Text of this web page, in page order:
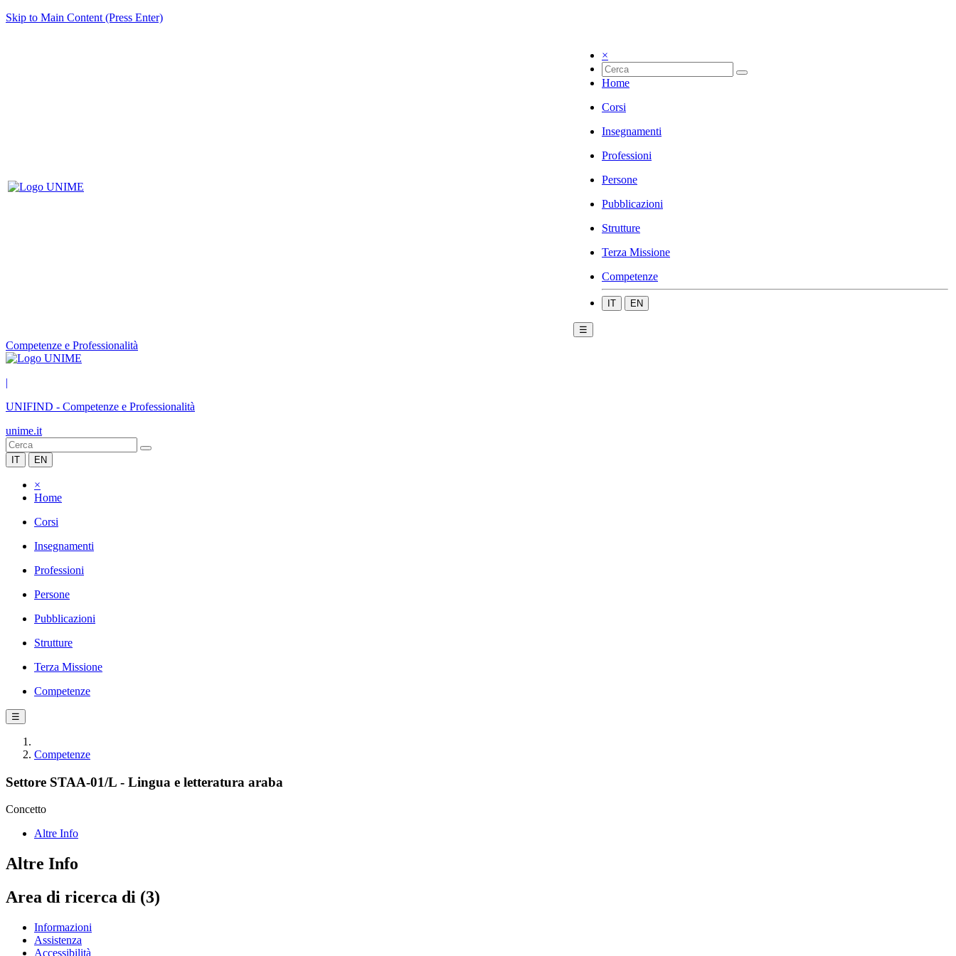
Skip to Main Content (Press Enter)
×
Home
Corsi
Insegnamenti
Professioni
Persone
Pubblicazioni
Strutture
Terza Missione
Competenze
IT EN
☰
Competenze e Professionalità
|
UNIFIND - Competenze e Professionalità
unime.it
IT EN
×
Home
Corsi
Insegnamenti
Professioni
Persone
Pubblicazioni
Strutture
Terza Missione
Competenze
☰
Competenze
Settore STAA-01/L - Lingua e letteratura araba
Concetto
Altre Info
Altre Info
Area di ricerca di (3)
Informazioni
Assistenza
Accessibilità